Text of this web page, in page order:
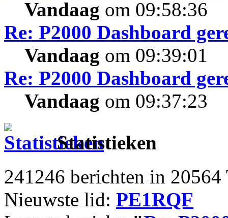
Vandaag om 09:58:36
Re: P2000 Dashboard
Vandaag om 09:39:01
Re: P2000 Dashboard
Vandaag om 09:37:23
Statistieken
241246 berichten in
Nieuwste lid: PE1RQF